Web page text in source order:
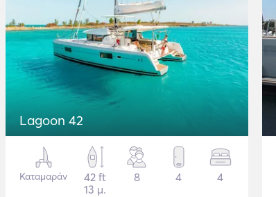
Lagoon 42
Καταμαράν
42 ft
13 μ.
8 4 4